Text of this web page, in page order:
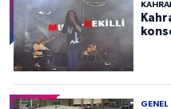
GENEL